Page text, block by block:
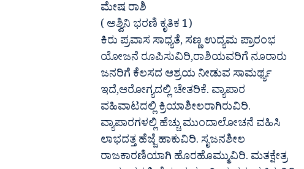
ಮೇಷ ರಾಶಿ
( ಅಶ್ವಿನಿ ಭರಣಿ ಕೃತಿಕ 1)
ಕಿರು ಪ್ರವಾಸ ಸಾಧ್ಯತೆ, ಸಣ್ಣ ಉದ್ಯಮ ಪ್ರಾರಂಭ
ಯೋಜನೆ ರೂಪಿಸುವಿರಿ,ರಾಶಿಯವರಿಗೆ ನೂರಾರು
ಜನರಿಗೆ ಕೆಲಸದ ಆಶ್ರಯ ನೀಡುವ ಸಾಮರ್ಥ್ಯ
ಇದೆ,ಆರೋಗ್ಯದಲ್ಲಿ ಚೇತರಿಕೆ. ವ್ಯಾಪಾರ
ವಹಿವಾಟದಲ್ಲಿ ಕ್ರಿಯಾಶೀಲರಾಗಿರುವಿರಿ.
ವ್ಯಾಪಾರಗಳಲ್ಲಿ ಹೆಚ್ಚು ಮುಂದಾಲೋಚನೆ ವಹಿಸಿ
ಲಾಭದತ್ತ ಹೆಜ್ಜೆ ಹಾಕುವಿರಿ. ಸೃಜನಶೀಲ
ರಾಜಕಾರಣಿಯಾಗಿ ಹೊರಹೊಮ್ಮುವಿರಿ. ಮತಕ್ಷೇತ್ರ